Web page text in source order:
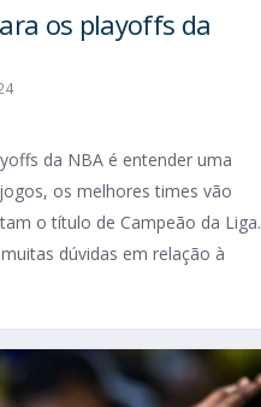
os playoffs da
da NBA é entender uma
os melhores times vão
o título de Campeão da Liga.
dúvidas em relação à